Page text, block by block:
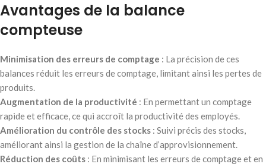
Avantages de la balance
compteuse
Minimisation des erreurs de comptage : La précision de ces
balances réduit les erreurs de comptage, limitant ainsi les pertes de
produits.
Augmentation de la productivité : En permettant un comptage
rapide et efficace, ce qui accroît la productivité des employés.
Amélioration du contrôle des stocks : Suivi précis des stocks,
améliorant ainsi la gestion de la chaîne d’approvisionnement.
Réduction des coûts : En minimisant les erreurs de comptage et en